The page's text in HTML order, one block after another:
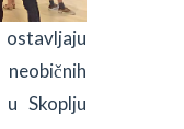
Skoplju